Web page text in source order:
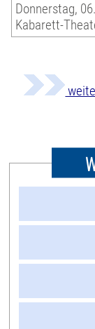
Donnerstag,
Kabarett-